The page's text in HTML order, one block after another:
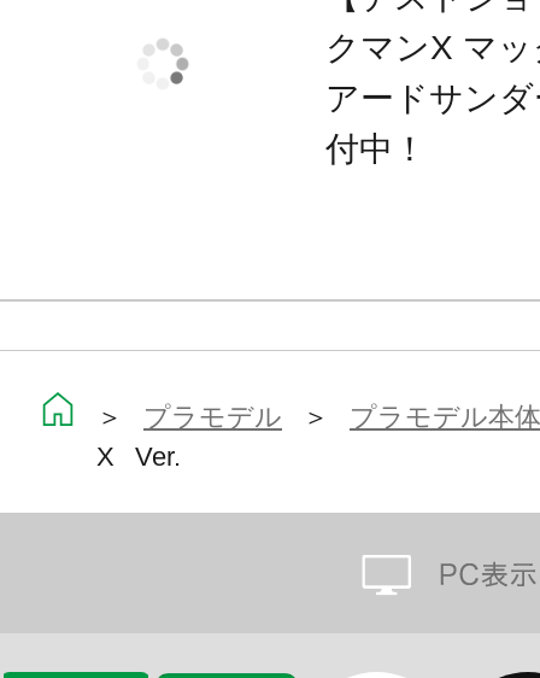
・マント用差し替えパーツ
ます。また撮影用に塗装されており
※本製品はお客様ご自身で組み立て
クマンX マ
アードサン
付中！
＞ プラモデル ＞ プラモデル本体
X Ver.